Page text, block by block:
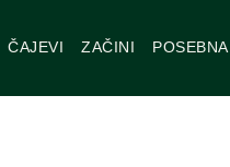
ČAJEVI ZAČINI